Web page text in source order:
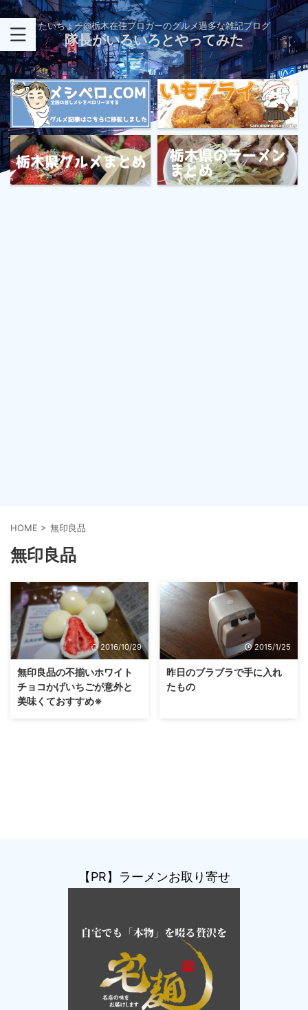
たいちょー@栃木在住ブロガーのグルメ過多な雑記ブログ
隊長がいろいろとやってみた
HOME > 無印良品
無印良品
2016/10/29
無印良品の不揃いホワイト
チョコかげいちごが意外と
美味くておすすめ※
2015/1/25
昨日のブラブラで手に入れ
たもの
【PR】ラーメンお取り寄せ